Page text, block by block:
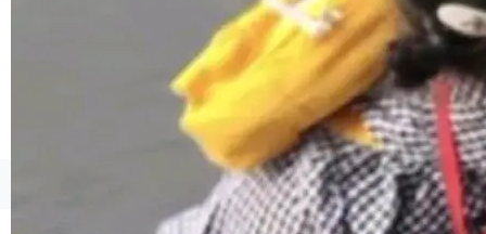
提升： 原生支持4K图像生成； 更精细的局部纹
理、细节与真实世界质感； 更准确的中英文文字
生成与复杂版式组织； 更稳定的图...
©OSCHINA(OSChina.NET) 京ICP备2025119063号